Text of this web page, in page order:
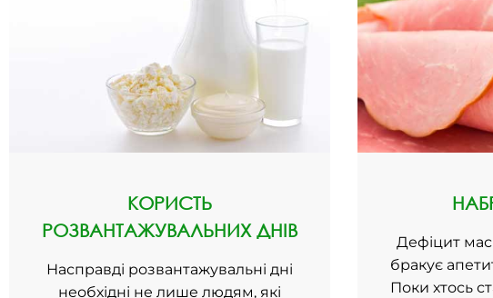
КОРИСТЬ
РОЗВАНТАЖУВАЛЬНИХ ДНІВ
Насправді розвантажувальні дні
необхідні не лише людям, які
Дефіцит
бракує
Поки хтось